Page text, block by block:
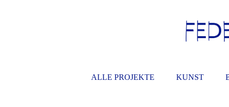
ALLE PROJEKTE KUNST